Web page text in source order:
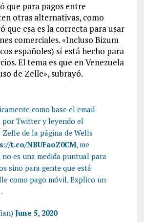
que para pagos entre
otras alternativas, como
que esa es la correcta para usar
comerciales. «Incluso Bizum
españoles) sí está hecho para
El tema es que en Venezuela
de Zelle», subrayó.
como base el email
por Twitter y leyendo el
Zelle de la página de Wells
t.co/NBUFaoZ0CM, me
no es una medida puntual para
sino para gente que está
como pago móvil. Explico un
June 5, 2020